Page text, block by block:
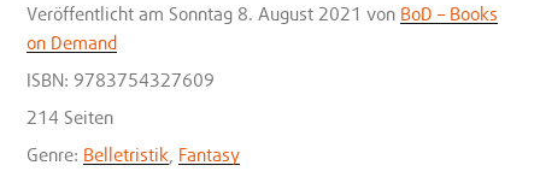
Veröffentlicht am Sonntag 8. August 2021 von BoD – Books
on Demand
ISBN: 9783754327609
214 Seiten
Genre: Belletristik Fantasy